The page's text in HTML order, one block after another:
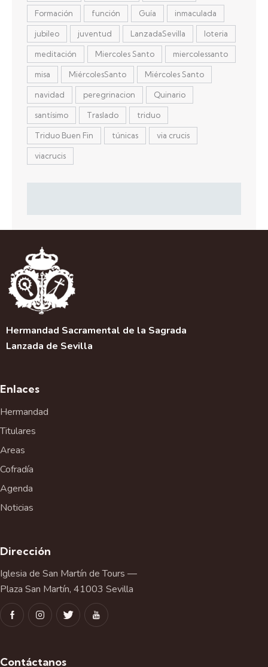
Formación función Guía inmaculada
jubileo juventud LanzadaSevilla loteria
meditación Miercoles Santo miercolessanto
misa MiércolesSanto Miércoles Santo
navidad peregrinacion Quinario
santísimo Traslado triduo
Triduo Buen Fin túnicas via crucis
viacrucis
Hermandad Sacramental de la Sagrada
Lanzada de Sevilla
Enlaces
Hermandad
Titulares
Areas
Cofradía
Agenda
Noticias
Dirección
Iglesia de San Martín de Tours —
Plaza San Martín, 41003 Sevilla
Contáctanos